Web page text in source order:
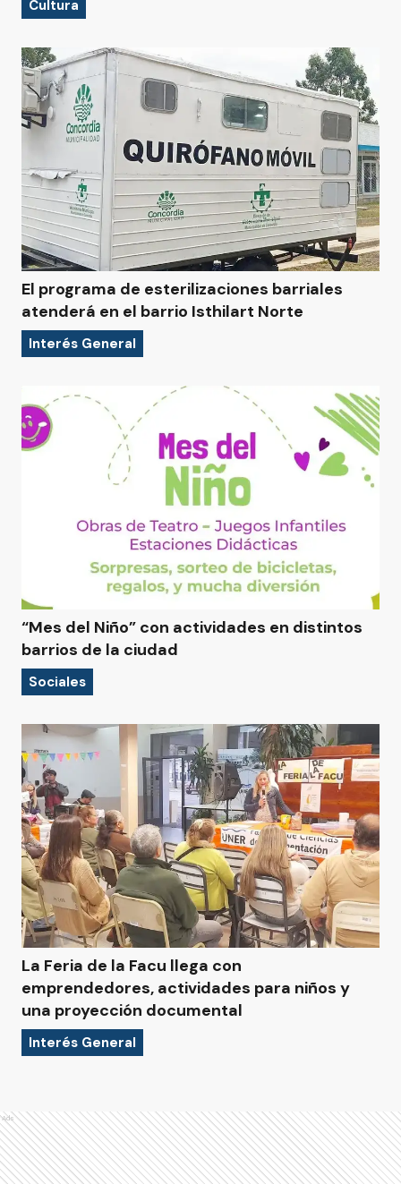
Cultura
El programa de esterilizaciones barriales
atenderá en el barrio Isthilart Norte
Interés General
“Mes del Niño” con actividades en distintos
barrios de la ciudad
Sociales
La Feria de la Facu llega con
emprendedores, actividades para niños y
una proyección documental
Interés General
Ads